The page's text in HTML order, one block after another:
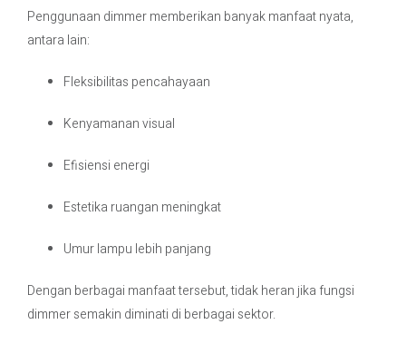
Penggunaan dimmer memberikan banyak manfaat nyata,
antara lain:
Fleksibilitas pencahayaan
Kenyamanan visual
Efisiensi energi
Estetika ruangan meningkat
Umur lampu lebih panjang
Dengan berbagai manfaat tersebut, tidak heran jika fungsi
dimmer semakin diminati di berbagai sektor.